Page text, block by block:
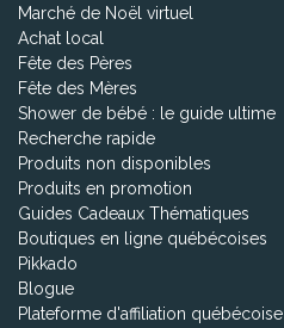
Marché de Noël virtuel
Achat local
Fête des Pères
Fête des Mères
Shower de bébé : le guide ultime
Recherche rapide
Produits non disponibles
Produits en promotion
Guides Cadeaux Thématiques
Boutiques en ligne québécoises
Pikkado
Blogue
Plateforme d'affiliation québécoise